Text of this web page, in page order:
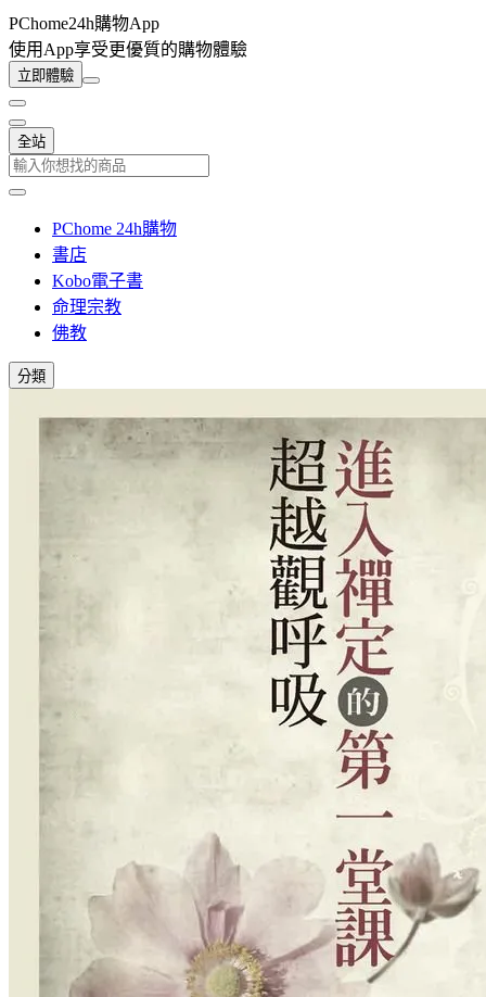
PChome24h購物App
使用App享受更優質的購物體驗
立即體驗
全站
PChome 24h購物
書店
Kobo電子書
命理宗教
佛教
分類